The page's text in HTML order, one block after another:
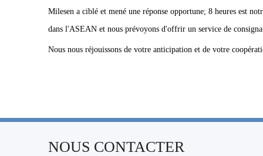
Milesen a ciblé et mené une réponse opportune; 8 heures est
dans l'ASEAN et nous prévoyons d'offrir un service de
Nous nous réjouissons de votre anticipation et de votre
NOUS CONTACTER